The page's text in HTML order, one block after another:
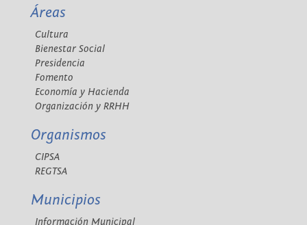
Áreas
Cultura
Bienestar Social
Presidencia
Fomento
Economía y Hacienda
Organización y RRHH
Organismos
CIPSA
REGTSA
Municipios
Información Municipal